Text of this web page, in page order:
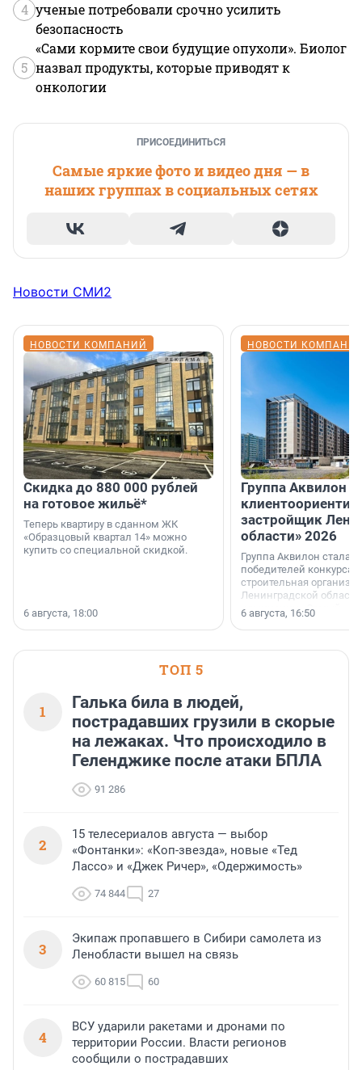
4 ученые потребовали срочно усилить
безопасность
5
«Сами кормите свои будущие опухоли». Биолог
назвал продукты, которые приводят к
онкологии
ПРИСОЕДИНИТЬСЯ
Самые яркие фото и видео дня — в
наших группах в социальных сетях
Новости СМИ2
НОВОСТИ КОМПАНИЙ
Скидка до 880 000 рублей
на готовое жильё*
Теперь квартиру в сданном ЖК
«Образцовый квартал 14» можно
купить со специальной скидкой.
6 августа, 18:00
НОВОСТИ
Группа Аквилон
застройщик
области» 2026
Группа Аквилон стала
победителей конкурса
строительная
Ленинградской области
номинации «Самый
застройщик
6 августа, 16:50
ТОП 5
1
Галька била в людей,
пострадавших грузили в скорые
на лежаках. Что происходило в
Геленджике после атаки БПЛА
91 286
2
15 телесериалов августа — выбор
«Фонтанки»: «Коп-звезда», новые «Тед
Лассо» и «Джек Ричер», «Одержимость»
74 844 27
3
Экипаж пропавшего в Сибири самолета из
Ленобласти вышел на связь
60 815 60
4
ВСУ ударили ракетами и дронами по
территории России. Власти регионов
сообщили о пострадавших